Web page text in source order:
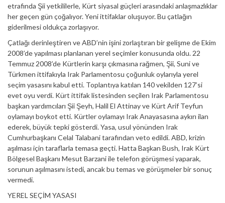
etrafında Şii yetkililerle, Kürt siyasal güçleri arasındaki anlaşmazlıklar
her geçen gün çoğalıyor. Yeni ittifaklar oluşuyor. Bu çatlağın
giderilmesi oldukça zorlaşıyor.
Çatlağı derinleştiren ve ABD’nin işini zorlaştıran bir gelişme de Ekim
2008’de yapılması planlanan yerel seçimler konusunda oldu. 22
Temmuz 2008’de Kürtlerin karşı çıkmasına rağmen, Şii, Suni ve
Türkmen ittifakıyla Irak Parlamentosu çoğunluk oylarıyla yerel
seçim yasasını kabul etti. Toplantıya katılan 140 vekilden 127’si
evet oyu verdi. Kürt ittifak listesinden seçilen Irak Parlamentosu
başkan yardımcıları Şii Şeyh, Halil El Attinay ve Kürt Arif Teyfun
oylamayı boykot etti. Kürtler oylamayı Irak Anayasasına aykırı ilan
ederek, büyük tepki gösterdi. Yasa, usul yönünden Irak
Cumhurbaşkanı Celal Talabani tarafından veto edildi. ABD, krizin
aşılması için taraflarla temasa geçti. Hatta Başkan Bush, Irak Kürt
Bölgesel Başkanı Mesut Barzani ile telefon görüşmesi yaparak,
sorunun aşılmasını istedi, ancak bu temas ve görüşmeler bir sonuç
vermedi.
YEREL SEÇİM YASASI